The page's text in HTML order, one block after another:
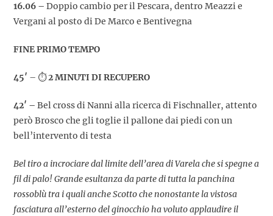
16.06 – Doppio cambio per il Pescara, dentro Meazzi e
Vergani al posto di De Marco e Bentivegna
FINE PRIMO TEMPO
45′ – ⏱️2 MINUTI DI RECUPERO
42′ – Bel cross di Nanni alla ricerca di Fischnaller, attento
però Brosco che gli toglie il pallone dai piedi con un
bell’intervento di testa
Bel tiro a incrociare dal limite dell’area di Varela che si spegne a
fil di palo! Grande esultanza da parte di tutta la panchina
rossoblù tra i quali anche Scotto che nonostante la vistosa
fasciatura all’esterno del ginocchio ha voluto applaudire il